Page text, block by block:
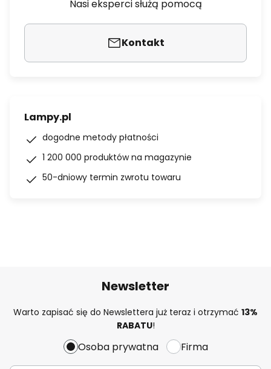
Nasi eksperci służą pomocą
Kontakt
Lampy.pl
dogodne metody płatności
1 200 000 produktów na magazynie
50-dniowy termin zwrotu towaru
Newsletter
Warto zapisać się do Newslettera już teraz i otrzymać 13%
RABATU!
Osoba prywatna Firma